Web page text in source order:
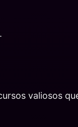
valiosos